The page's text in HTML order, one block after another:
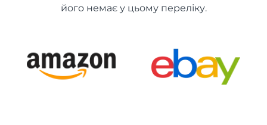
його немає у цьому переліку.